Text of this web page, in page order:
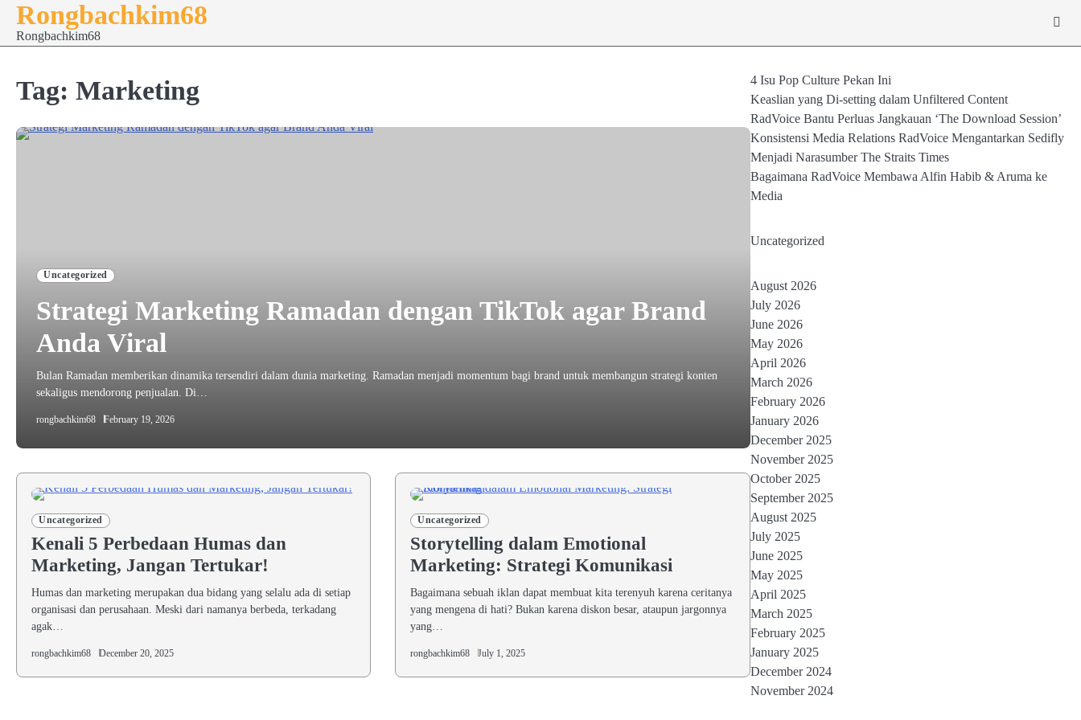
Skip
content
Rongbachkim68
Rongbachkim68
Tag: Marketing
Uncategorized
Strategi Marketing Ramadan dengan TikTok agar Brand
Anda Viral
Bulan Ramadan memberikan dinamika tersendiri dalam dunia marketing. Ramadan menjadi momentum bagi brand untuk membangun strategi konten
sekaligus mendorong penjualan. Di…
rongbachkim68 February 19, 2026
Uncategorized
Kenali 5 Perbedaan Humas dan
Marketing, Jangan Tertukar!
Humas dan marketing merupakan dua bidang yang selalu ada di setiap
organisasi dan perusahaan. Meski dari namanya berbeda, terkadang
agak…
rongbachkim68 December 20, 2025
Uncategorized
Storytelling dalam Emotional
Marketing: Strategi Komunikasi
Bagaimana sebuah iklan dapat membuat kita terenyuh karena ceritanya
yang mengena di hati? Bukan karena diskon besar, ataupun jargonnya
yang…
rongbachkim68 July 1, 2025
4 Isu Pop Culture Pekan Ini
Keaslian yang Di-setting dalam Unfiltered Content
RadVoice Bantu Perluas Jangkauan ‘The Download Session’
Konsistensi Media Relations RadVoice Mengantarkan Sedifly
Menjadi Narasumber The Straits Times
Bagaimana RadVoice Membawa Alfin Habib & Aruma ke
Media
Uncategorized
August 2026
July 2026
June 2026
May 2026
April 2026
March 2026
February 2026
January 2026
December 2025
November 2025
October 2025
September 2025
August 2025
July 2025
June 2025
May 2025
April 2025
March 2025
February 2025
January 2025
December 2024
November 2024